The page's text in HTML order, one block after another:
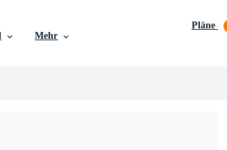
Mehr
Pläne